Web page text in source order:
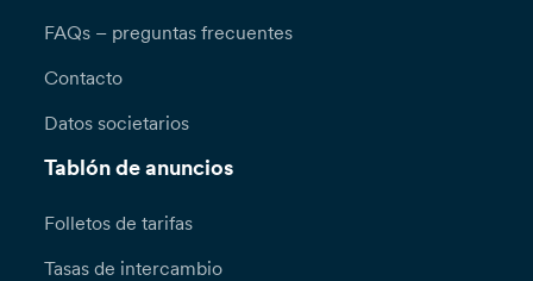
FAQs – preguntas frecuentes
Contacto
Datos societarios
Tablón de anuncios
Folletos de tarifas
Tasas de intercambio